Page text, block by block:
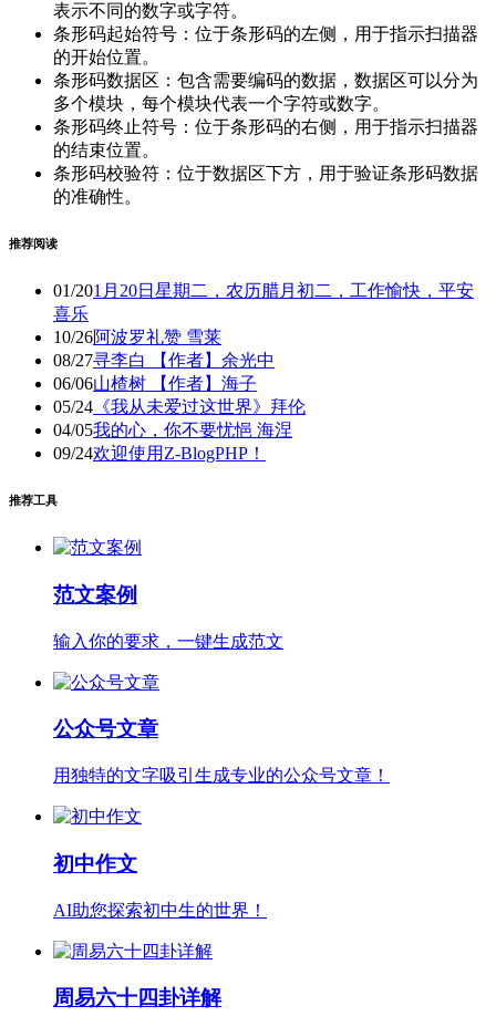
表示不同的数字或字符。
条形码起始符号：位于条形码的左侧，用于指示扫描器
的开始位置。
条形码数据区：包含需要编码的数据，数据区可以分为
多个模块，每个模块代表一个字符或数字。
条形码终止符号：位于条形码的右侧，用于指示扫描器
的结束位置。
条形码校验符：位于数据区下方，用于验证条形码数据
的准确性。
推荐阅读
01/201月20日星期二，农历腊月初二，工作愉快，平安
喜乐
10/26阿波罗礼赞 雪莱
08/27寻李白 【作者】余光中
06/06山楂树 【作者】海子
05/24 《我从未爱过这世界》拜伦
04/05我的心，你不要忧悒 海涅
09/24欢迎使用Z-BlogPHP！
推荐工具
范文案例
输入你的要求，一键生成范文
公众号文章
用独特的文字吸引生成专业的公众号文章！
初中作文
AI助您探索初中生的世界！
周易六十四卦详解